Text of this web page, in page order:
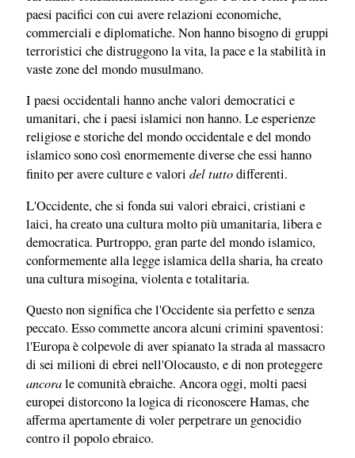
paesi pacifici con cui avere relazioni economiche,
commerciali e diplomatiche. Non hanno bisogno di gruppi
terroristici che distruggono la vita, la pace e la stabilità in
vaste zone del mondo musulmano.
I paesi occidentali hanno anche valori democratici e
umanitari, che i paesi islamici non hanno. Le esperienze
religiose e storiche del mondo occidentale e del mondo
islamico sono così enormemente diverse che essi hanno
finito per avere culture e valori del tuttodifferenti.
L'Occidente, che si fonda sui valori ebraici, cristiani e
laici, ha creato una cultura molto più umanitaria, libera e
democratica. Purtroppo, gran parte del mondo islamico,
conformemente alla legge islamica della sharia, ha creato
una cultura misogina, violenta e totalitaria.
Questo non significa che l'Occidente sia perfetto e senza
peccato. Esso commette ancora alcuni crimini spaventosi:
l'Europa è colpevole di aver spianato la strada al massacro
di sei milioni di ebrei nell'Olocausto, e di non proteggere
ancorale comunità ebraiche. Ancora oggi, molti paesi
europei distorcono la logica di riconoscere Hamas, che
afferma apertamente di voler perpetrare un genocidio
contro il popolo ebraico.